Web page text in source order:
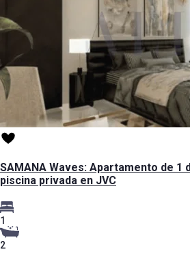
SAMANA Waves: Apartamento de 1
piscina privada en JVC
1
2